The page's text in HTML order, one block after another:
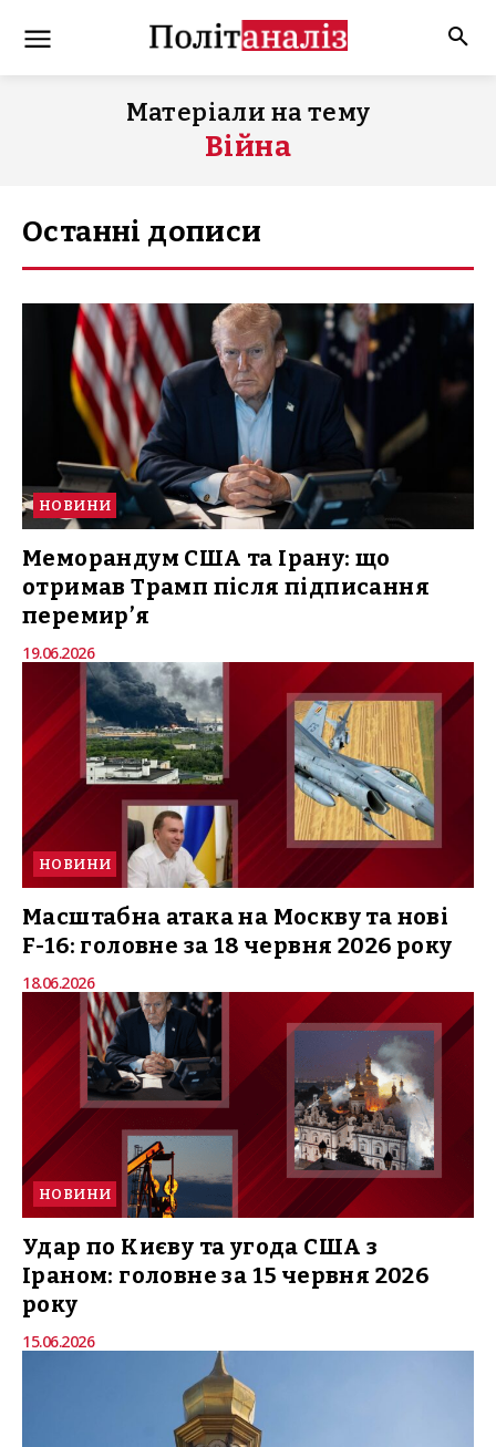
Матеріали на тему
Війна
Останні дописи
НОВИНИ
Меморандум США та Ірану: що
отримав Трамп після підписання
перемир’я
19.06.2026
НОВИНИ
Масштабна атака на Москву та нові
F-16: головне за 18 червня 2026 року
18.06.2026
НОВИНИ
Удар по Києву та угода США з
Іраном: головне за 15 червня 2026
року
15.06.2026